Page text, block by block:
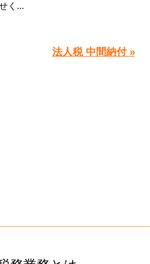
く...
法人税 中間納付 »